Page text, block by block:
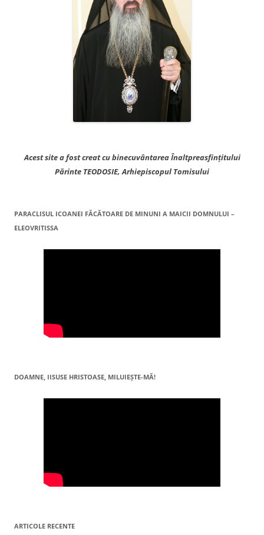
Acest site a fost creat cu binecuvântarea Înaltpreasfințitului
Părinte TEODOSIE, Arhiepiscopul Tomisului
PARACLISUL ICOANEI FĂCĂTOARE DE MINUNI A MAICII DOMNULUI –
ELEOVRITISSA
DOAMNE, IISUSE HRISTOASE, MILUIEŞTE-MĂ!
ARTICOLE RECENTE